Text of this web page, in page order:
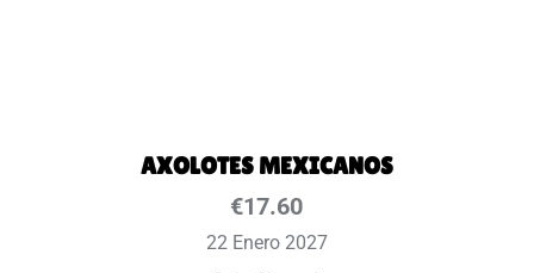
AXOLOTES MEXICANOS
€17.60
22 Enero 2027